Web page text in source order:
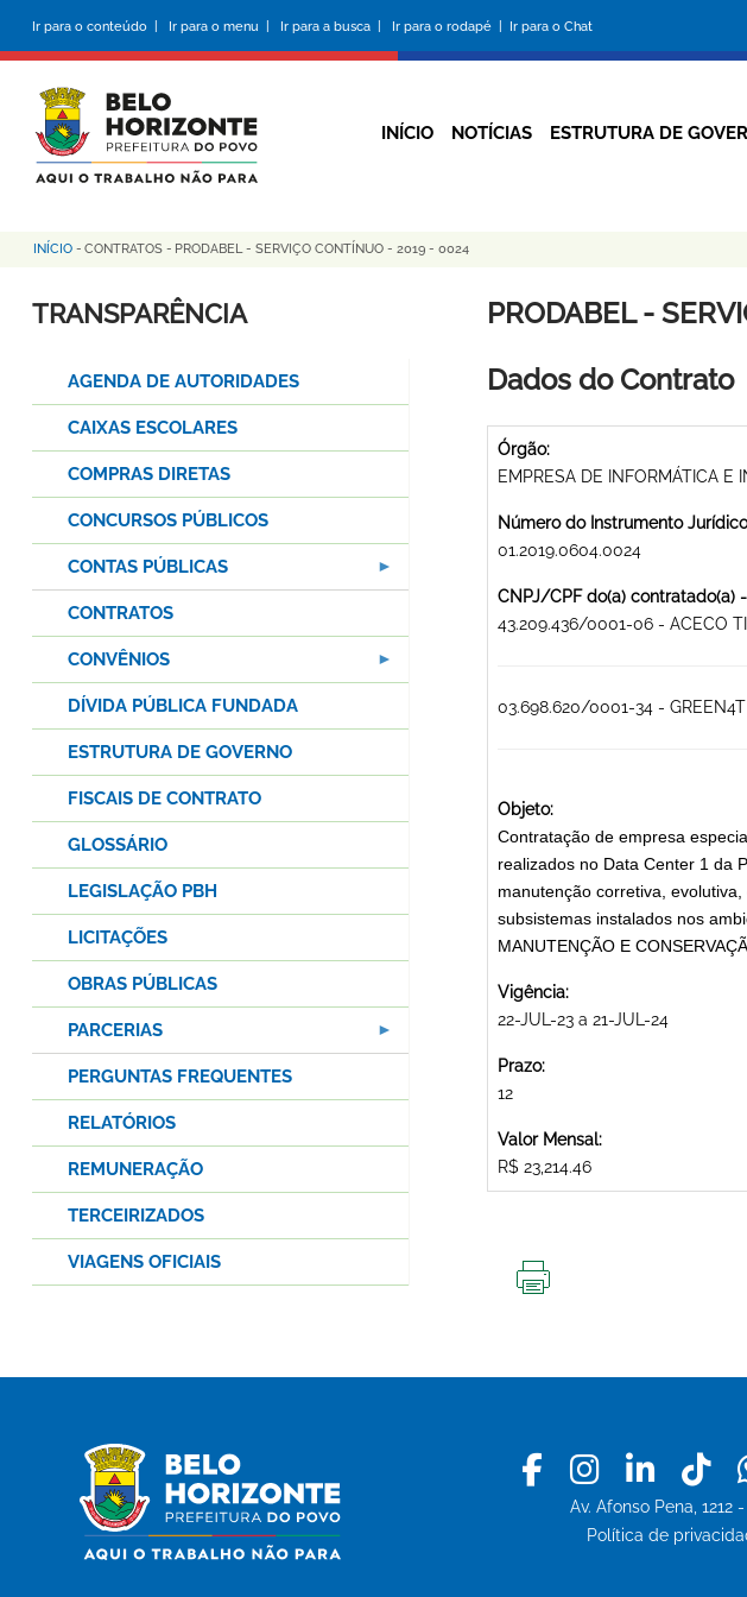
conteúdo
principal
Ir para o conteúdo | Ir para o menu | Ir para a busca | Ir para o rodapé | Ir para o Chat
da
INÍCIO NOTÍCIAS ESTRUTURA DE
Trilha
de
INÍCIO - CONTRATOS - PRODABEL - SERVIÇO CONTÍNUO - 2019 - 0024
PRODABEL -
Dados do Contrato
Órgão:
EMPRESA DE INFORMÁTICA E
Número do Instrumento
01.2019.0604.0024
CNPJ/CPF do(a) contratado(a)
43.209.436/0001-06 - ACECO
03.698.620/0001-34 -
Objeto:
Contratação de empresa
realizados no Data Center 1 da
manutenção corretiva,
subsistemas instalados nos
MANUTENÇÃO E
Vigência:
22-JUL-23 a 21-JUL-24
Prazo:
12
Valor Mensal:
R$ 23,214.46
TRANSPARÊNCIA
AGENDA DE AUTORIDADES
CAIXAS ESCOLARES
COMPRAS DIRETAS
CONCURSOS PÚBLICOS
CONTAS PÚBLICAS
CONTRATOS
CONVÊNIOS
DÍVIDA PÚBLICA FUNDADA
ESTRUTURA DE GOVERNO
FISCAIS DE CONTRATO
GLOSSÁRIO
LEGISLAÇÃO PBH
LICITAÇÕES
OBRAS PÚBLICAS
PARCERIAS
PERGUNTAS FREQUENTES
RELATÓRIOS
REMUNERAÇÃO
TERCEIRIZADOS
VIAGENS OFICIAIS
Facebook
Av. Afonso Pena, 1212
Política de